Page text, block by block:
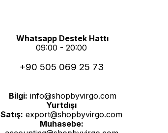
Whatsapp Destek Hattı
09:00 - 20:00
+90 505 069 25 73
Bilgi: info@shopbyvirgo.com
Yurtdışı
Satış: export@shopbyvirgo.com
Muhasebe: